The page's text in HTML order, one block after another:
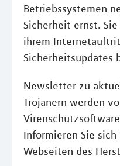
Betriebssystemen
Sicherheit ernst.
ihrem
Sicherheitsupdates
Newsletter zu
Trojanern werden
Informieren Sie
Webseiten des